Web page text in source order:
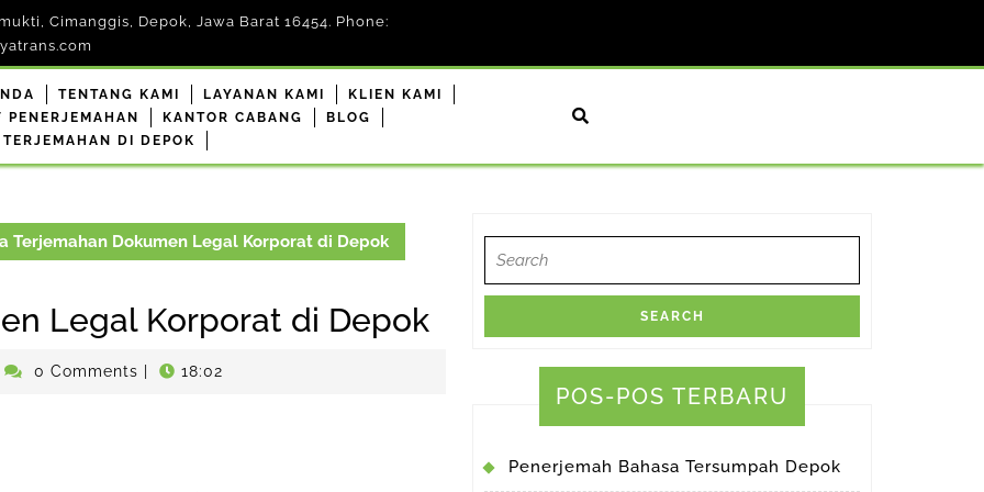
Cimanggis, Depok, Jawa Barat 16454. Phone:
TENTANG KAMI LAYANAN KAMI
KLIEN KAMI
PENERJEMAHAN
KANTOR CABANG
BLOG
DI DEPOK
Terjemahan Dokumen Legal Korporat di Depok
Legal Korporat di Depok
0 Comments 18:02
for:
POS-POS TERBARU
Penerjemah Bahasa Tersumpah Depok